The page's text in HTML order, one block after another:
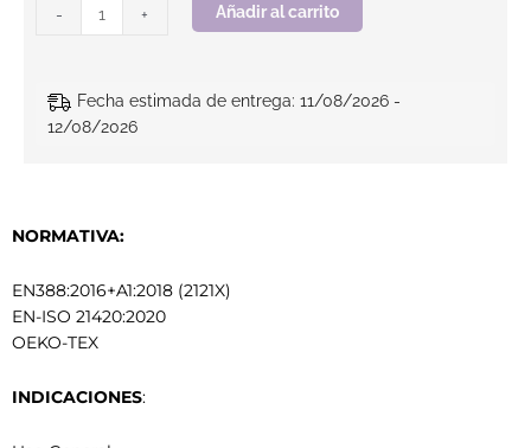
- + Añadir al carrito
Fecha estimada de entrega: 11/08/2026 -
12/08/2026
NORMATIVA:
EN388:2016+A1:2018 (2121X)
EN-ISO 21420:2020
OEKO-TEX
INDICACIONES: